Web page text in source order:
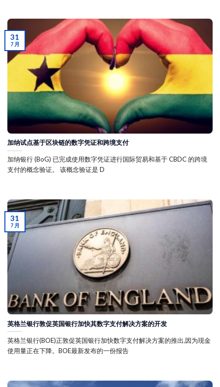
加纳试点基于区块链的数字凭证和跨境支付
加纳银行 (BoG) 已完成使用数字凭证进行国际贸易和基于 CBDC 的跨境
支付的概念验证。 该概念验证是 D
31
7 月
英格兰银行敦促英国银行加快其数字支付解决方案的开发
英格兰银行(BOE)正敦促英国银行加快数字支付解决方案的推出,因为现金
使用量正在下降。BOE最新发布的一份报告
31
7 月